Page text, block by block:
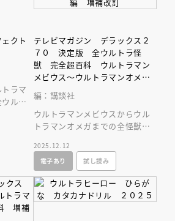
クト
ラマ
ルト
ルを
テレビマガジン デラックス２
７０ 決定版 全ウルトラ怪
獣 完全超百科 ウルトラマン
メビウス～ウルトラマンオメガ
編：講談社
ウルトラマンメビウスからウル
トラマンオメガまでの全怪獣・
た！
2025.12.12
電子あり
試し読み